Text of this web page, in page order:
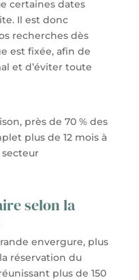
certaines dates
Il est donc
recherches dès
est fixée, afin de
et d’éviter toute
près de 70 % des
plus de 12 mois à
secteur
selon la
envergure, plus
réservation du
plus de 150